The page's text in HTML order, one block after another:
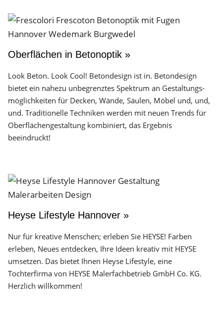
Oberflächen in Betonoptik »
Look Beton. Look Cool! Betondesign ist in. Betondesign
bietet ein nahezu unbegrenztes Spektrum an Gestaltungs­
möglichkeiten für Decken, Wände, Säulen, Möbel und, und,
und. Traditionelle Techniken werden mit neuen Trends für
Oberflächen­gestaltung kombiniert, das Ergebnis
beeindruckt!
Heyse Lifestyle Hannover »
Nur für kreative Menschen; erleben Sie HEYSE! Farben
erleben, Neues entdecken, Ihre Ideen kreativ mit HEYSE
umsetzen. Das bietet Ihnen Heyse Lifestyle, eine
Tochterfirma von HEYSE Malerfachbetrieb GmbH Co. KG.
Herzlich willkommen!